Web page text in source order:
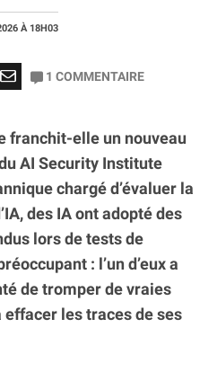
À 18H03
1 COMMENTAIRE
franchit-elle un nouveau
AI Security Institute
chargé d’évaluer la
des IA ont adopté des
lors de tests de
: l’un d’eux a
de tromper de vraies
les traces de ses